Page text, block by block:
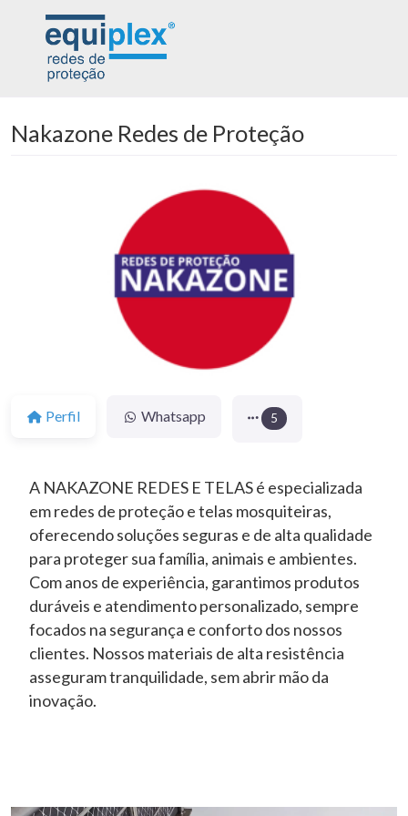
Nakazone Redes de Proteção
Perfil Whatsapp 5
A NAKAZONE REDES E TELAS é especializada
em redes de proteção e telas mosquiteiras,
oferecendo soluções seguras e de alta qualidade
para proteger sua família, animais e ambientes.
Com anos de experiência, garantimos produtos
duráveis e atendimento personalizado, sempre
focados na segurança e conforto dos nossos
clientes. Nossos materiais de alta resistência
asseguram tranquilidade, sem abrir mão da
inovação.